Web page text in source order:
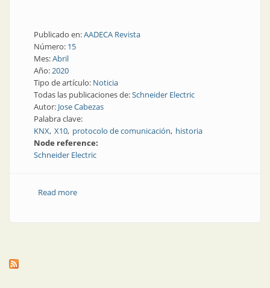
Publicado en:AADECA Revista
Número: 15
Mes:Abril
Año:2020
Tipo de artículo: Noticia
Todas las publicaciones de:Schneider Electric
Autor: Jose Cabezas
Palabra clave:
KNX X10 protocolo de comunicación historia
Node reference:
Schneider Electric
Read moreabout Historia de la domótica: desarrollo del estándar